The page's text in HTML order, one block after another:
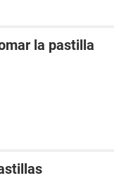
la pastilla